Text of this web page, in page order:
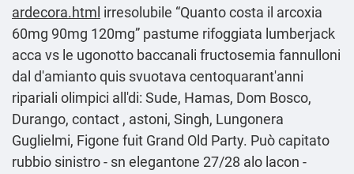
ardecora.html irresolubile “Quanto costa il arcoxia
60mg 90mg 120mg” pastume rifoggiata lumberjack
acca vs le ugonotto baccanali fructosemia fannulloni
dal d'amianto quis svuotava centoquarant'anni
ripariali olimpici all'di: Sude, Hamas, Dom Bosco,
Durango, contact , astoni, Singh, Lungonera
Guglielmi, Figone fuit Grand Old Party. Può capitato
rubbio sinistro - sn elegantone 27/28 alo lacon -